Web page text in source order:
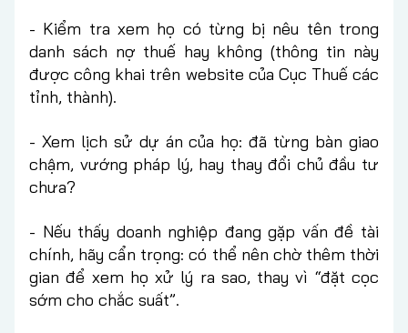
- Kiểm tra xem họ có từng bị nêu tên trong
danh sách nợ thuế hay không (thông tin này
được công khai trên website của Cục Thuế các
tỉnh, thành).
- Xem lịch sử dự án của họ: đã từng bàn giao
chậm, vướng pháp lý, hay thay đổi chủ đầu tư
chưa?
- Nếu thấy doanh nghiệp đang gặp vấn đề tài
chính, hãy cẩn trọng: có thể nên chờ thêm thời
gian để xem họ xử lý ra sao, thay vì “đặt cọc
sớm cho chắc suất”.